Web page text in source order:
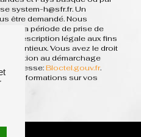
system-h@sfr.fr. Un
être demandé. Nous
la période de prise de
de prescription légale aux fins
Vous avez le droit
au démarchage
adresse:Bloctel.gouv.fr.
d’informations sur vos